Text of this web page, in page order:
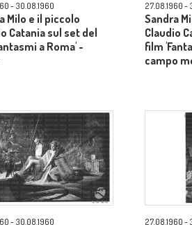
- 30.08.1960
Milo e il piccolo
Catania sul set del
a Roma' -
27.08.1960 -
Sandra
Claudio
film
campo
- 30.08.1960 27.08.1960 -